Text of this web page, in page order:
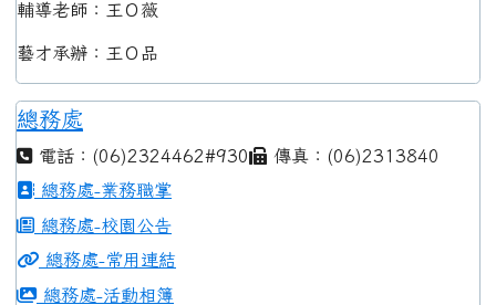
輔導老師：王Ｏ薇
藝才承辦：王Ｏ品
總務處
電話：(06)2324462#930
傳真：(06)2313840
總務處-業務職掌
總務處-校園公告
總務處-常用連結
總務處-活動相簿